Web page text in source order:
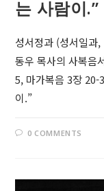
는 사람이.”
성서정과 (성서일
동우 목사의 사복음
5, 마가복음 3장 20-
이.”
0 COMMENTS